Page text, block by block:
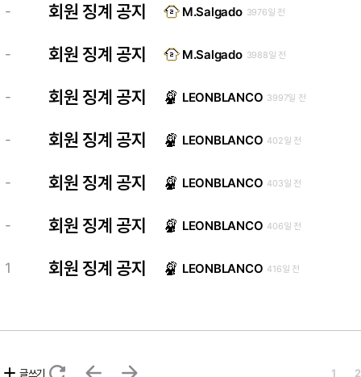
- 회원 징계 공지 M.Salgado 3976일 전
- 회원 징계 공지 M.Salgado 3988일 전
- 회원 징계 공지 LEONBLANCO 3997일 전
- 회원 징계 공지 LEONBLANCO 402일 전
- 회원 징계 공지 LEONBLANCO 403일 전
- 회원 징계 공지 LEONBLANCO 406일 전
1 회원 징계 공지 LEONBLANCO 416일 전
add 글쓰기 1 2